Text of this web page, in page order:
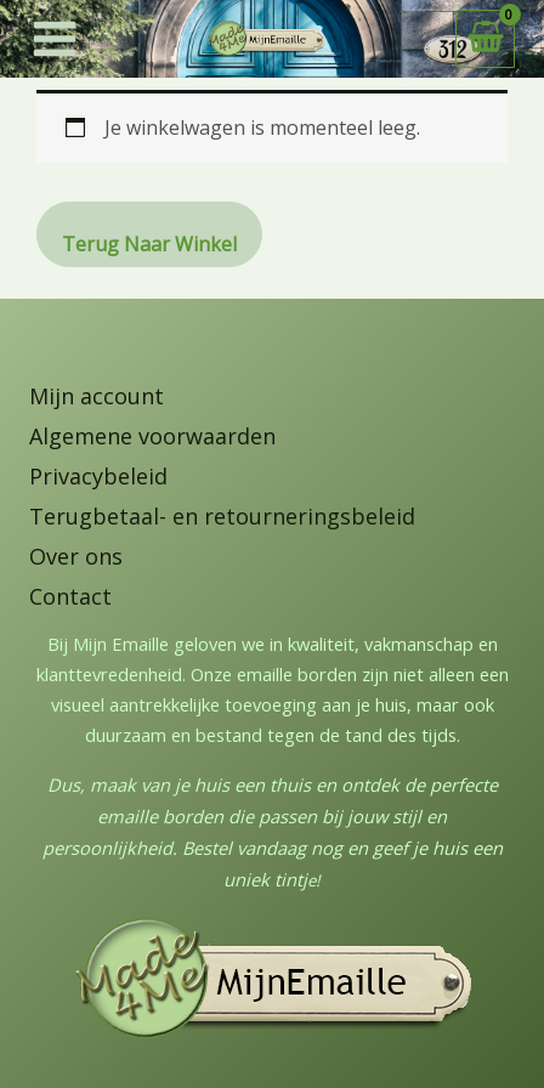
Ga
naar
de
Je winkelwagen is momenteel leeg.
Terug Naar Winkel
Mijn account
Algemene voorwaarden
Privacybeleid
Terugbetaal- en retourneringsbeleid
Over ons
Contact
Bij Mijn Emaille geloven we in kwaliteit, vakmanschap en
klanttevredenheid. Onze emaille borden zijn niet alleen een
visueel aantrekkelijke toevoeging aan je huis, maar ook
duurzaam en bestand tegen de tand des tijds.
Dus, maak van je huis een thuis en ontdek de perfecte
emaille borden die passen bij jouw stijl en
persoonlijkheid. Bestel vandaag nog en geef je huis een
uniek tintje!